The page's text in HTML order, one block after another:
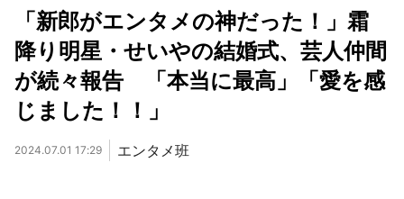
「新郎がエンタメの神だった！」霜
降り明星・せいやの結婚式、芸人仲間
が続々報告 「本当に最高」「愛を感
じました！！」
2024.07.01 17:29 エンタメ班